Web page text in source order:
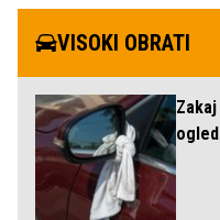
VISOKI OBRATI